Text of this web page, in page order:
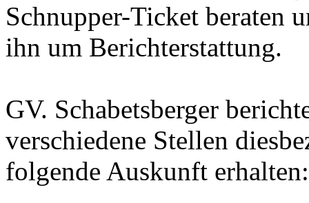
Schnupper-Ticket beraten
ihn um Berichterstattung.
GV. Schabetsberger
verschiedene Stellen
folgende Auskunft erhalten: